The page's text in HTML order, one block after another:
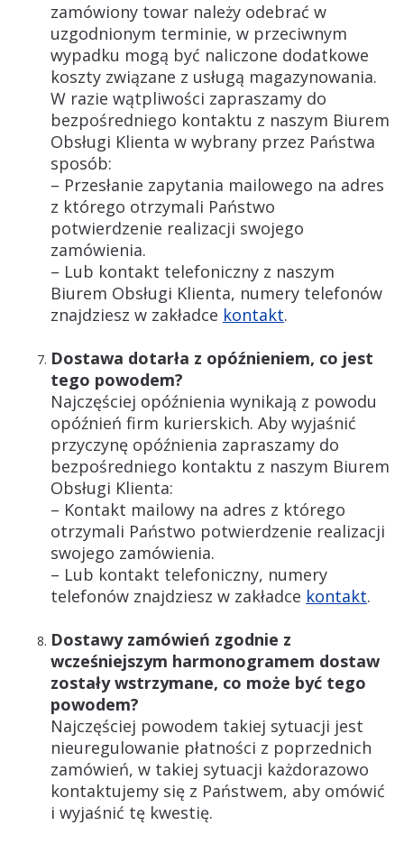
zamówiony towar należy odebrać w
uzgodnionym terminie, w przeciwnym
wypadku mogą być naliczone dodatkowe
koszty związane z usługą magazynowania.
W razie wątpliwości zapraszamy do
bezpośredniego kontaktu z naszym Biurem
Obsługi Klienta w wybrany przez Państwa
sposób:
– Przesłanie zapytania mailowego na adres
z którego otrzymali Państwo
potwierdzenie realizacji swojego
zamówienia.
– Lub kontakt telefoniczny z naszym
Biurem Obsługi Klienta, numery telefonów
znajdziesz w zakładce kontakt.
Dostawa dotarła z opóźnieniem, co jest
tego powodem?
Najczęściej opóźnienia wynikają z powodu
opóźnień firm kurierskich. Aby wyjaśnić
przyczynę opóźnienia zapraszamy do
bezpośredniego kontaktu z naszym Biurem
Obsługi Klienta:
– Kontakt mailowy na adres z którego
otrzymali Państwo potwierdzenie realizacji
swojego zamówienia.
– Lub kontakt telefoniczny, numery
telefonów znajdziesz w zakładce kontakt.
Dostawy zamówień zgodnie z
wcześniejszym harmonogramem dostaw
zostały wstrzymane, co może być tego
powodem?
Najczęściej powodem takiej sytuacji jest
nieuregulowanie płatności z poprzednich
zamówień, w takiej sytuacji każdorazowo
kontaktujemy się z Państwem, aby omówić
i wyjaśnić tę kwestię.